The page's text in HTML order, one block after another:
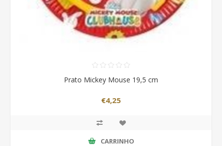
Prato Mickey Mouse 19,5 cm
€4,25
CARRINHO